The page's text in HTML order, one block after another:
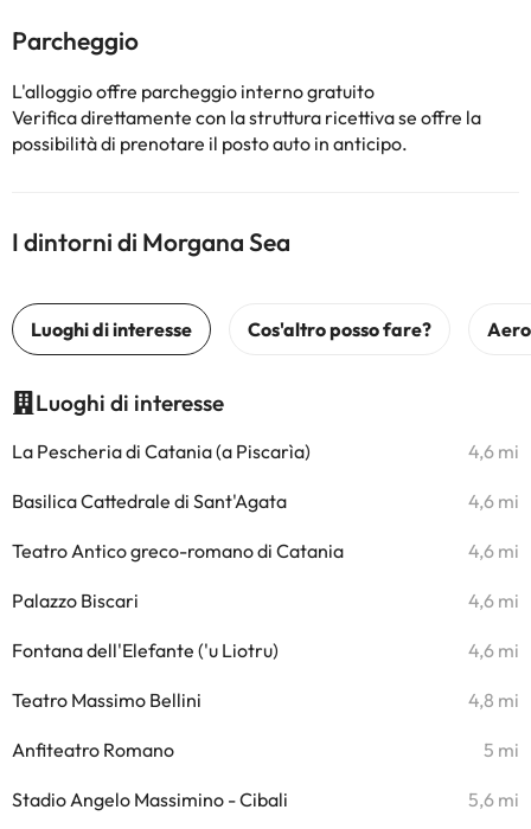
Parcheggio
L'alloggio offre parcheggio interno gratuito
Verifica direttamente con la struttura ricettiva se offre la
possibilità di prenotare il posto auto in anticipo.
I dintorni di Morgana Sea
Luoghi di interesse
La Pescheria di Catania (a Piscarìa) 4,6 mi
Basilica Cattedrale di Sant'Agata 4,6 mi
Teatro Antico greco-romano di Catania 4,6 mi
Palazzo Biscari 4,6 mi
Fontana dell'Elefante ('u Liotru) 4,6 mi
Teatro Massimo Bellini 4,8 mi
Anfiteatro Romano 5 mi
Stadio Angelo Massimino - Cibali 5,6 mi